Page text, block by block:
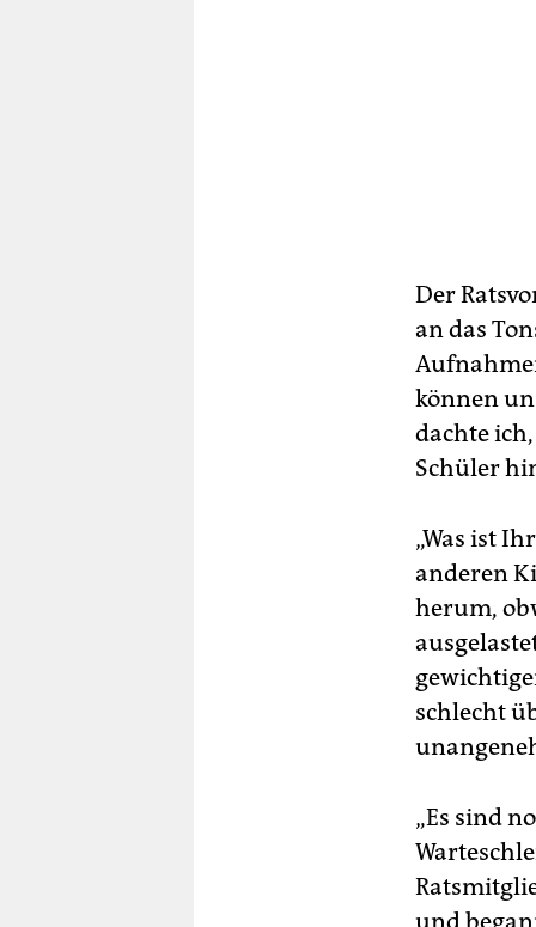
Der
an das
können
dachte
Schüler
„Was ist
anderen
herum,
schlecht
„Es sind
und